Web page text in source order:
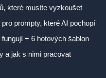
které musíte vyzkoušet
prompty, které AI pochopí
+ 6 hotových šablon
a jak s nimi pracovat